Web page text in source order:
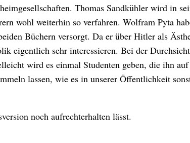
Thomas Sandkühler wird in
wohl weiterhin so verfahren. Wolfram Pyta
Büchern versorgt. Da er über Hitler als
eigentlich sehr interessieren. Bei der
wird es einmal Studenten geben, die ihn
lassen, wie es in unserer Öffentlichkeit
noch aufrechterhalten lässt.